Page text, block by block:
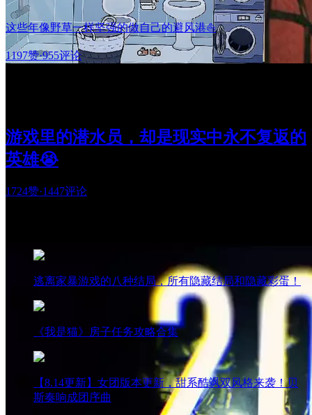
这些年像野草一样坚强的做自己的避风港⛵
1197赞·955评论
游戏里的潜水员，却是现实中永不复返的
英雄😭
1724赞·1447评论
逃离家暴游戏的八种结局，所有隐藏结局和隐藏彩蛋！
《我是猫》房子任务攻略合集
【8.14更新】女团版本更新，甜系酷飒双风格来袭！贝
斯奏响成团序曲